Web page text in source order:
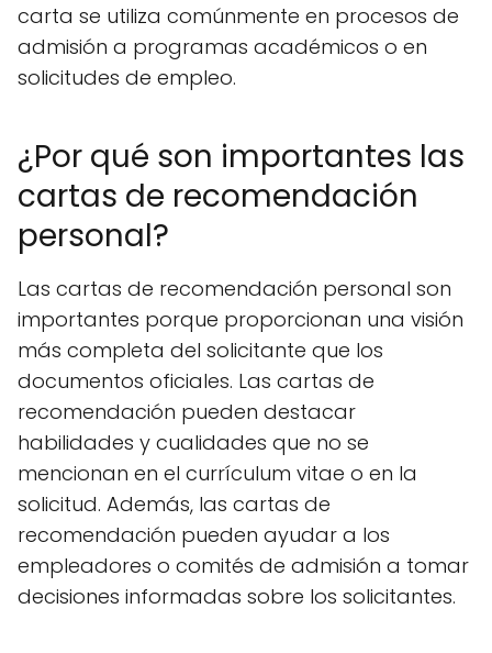
carta se utiliza comúnmente en procesos de
admisión a programas académicos o en
solicitudes de empleo.
¿Por qué son importantes las
cartas de recomendación
personal?
Las cartas de recomendación personal son
importantes porque proporcionan una visión
más completa del solicitante que los
documentos oficiales. Las cartas de
recomendación pueden destacar
habilidades y cualidades que no se
mencionan en el currículum vitae o en la
solicitud. Además, las cartas de
recomendación pueden ayudar a los
empleadores o comités de admisión a tomar
decisiones informadas sobre los solicitantes.